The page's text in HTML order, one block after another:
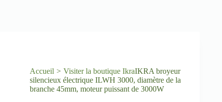
Accueil Visiter la boutique IkraIKRA broyeur
silencieux électrique ILWH 3000, diamètre de la
branche 45mm, moteur puissant de 3000W